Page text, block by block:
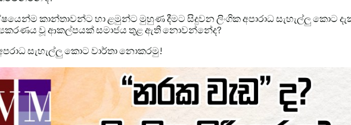
කාන්තාවන්ට හා ළමුන්ට මුහුණ දීමට සිදුවන ලිංගික අපාරාධ සැහැල්ලු කොට
වූ ආකල්පයක් සමාජය තුළ ඇති නොවන්නේද?
සැහැල්ලු කොට වාර්තා නොකරමු!